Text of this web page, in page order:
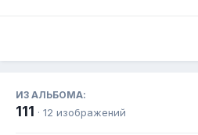
ИЗ АЛЬБОМА:
111 · 12 изображений